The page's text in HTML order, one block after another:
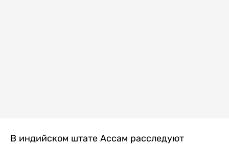
В индийском штате Ассам расследуют